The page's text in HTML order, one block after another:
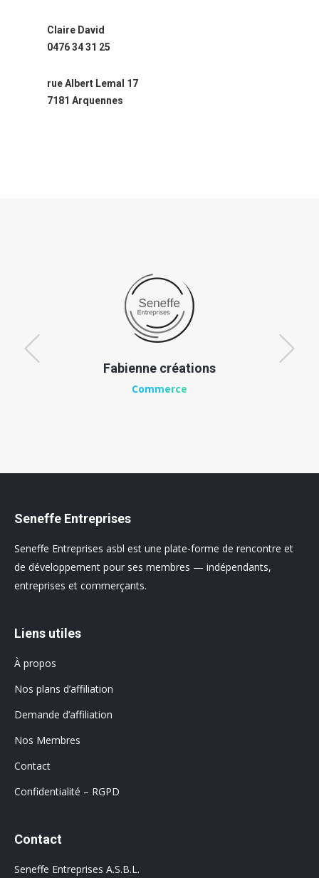
Claire David
0476 34 31 25
rue Albert Lemal 17
7181 Arquennes
Fabienne créations
Commerce
Seneffe Entreprises
Seneffe Entreprises asbl est une plate-forme de rencontre et
de développement pour ses membres — indépendants,
entreprises et commerçants.
Liens utiles
À propos
Nos plans d’affiliation
Demande d’affiliation
Nos Membres
Contact
Confidentialité – RGPD
Contact
Seneffe Entreprises A.S.B.L.